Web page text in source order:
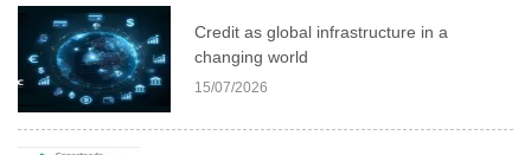
Credit as global infrastructure in a
changing world
15/07/2026